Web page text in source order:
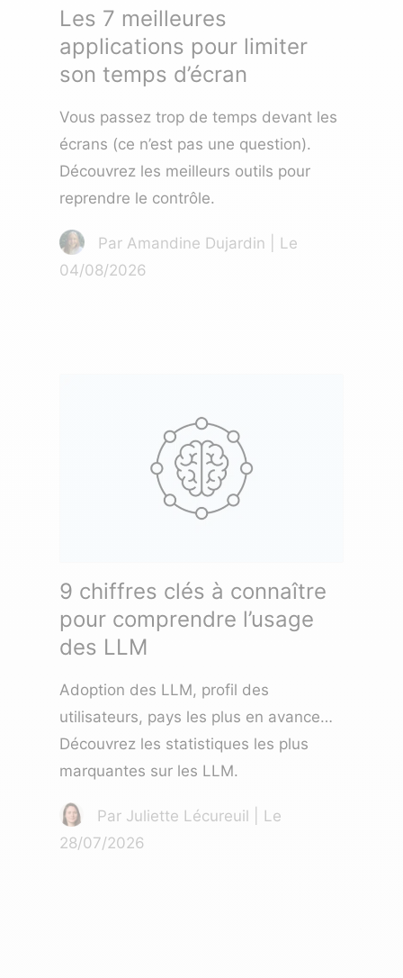
Les 7 meilleures
applications pour limiter
son temps d’écran
Vous passez trop de temps devant les
écrans (ce n’est pas une question).
Découvrez les meilleurs outils pour
reprendre le contrôle.
Par Amandine Dujardin | Le
04/08/2026
9 chiffres clés à connaître
pour comprendre l’usage
des LLM
Adoption des LLM, profil des
utilisateurs, pays les plus en avance…
Découvrez les statistiques les plus
marquantes sur les LLM.
Par Juliette Lécureuil | Le
28/07/2026